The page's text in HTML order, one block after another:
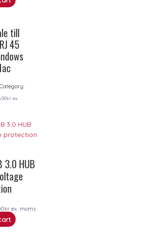
till
45
Category:
kr ex.
3.0 HUB
kr ex. moms